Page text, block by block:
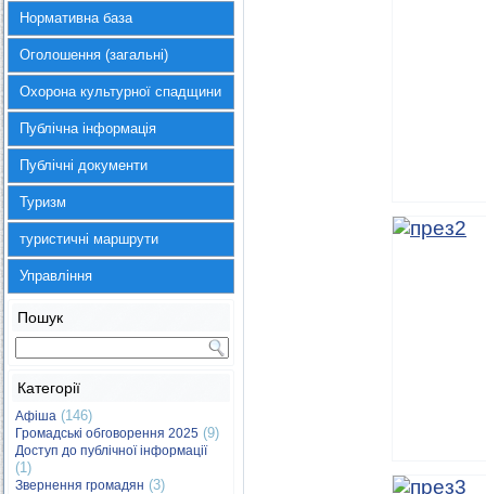
Нормативна база
Оголошення (загальні)
Охорона культурної спадщини
Публічна інформація
Публічні документи
Туризм
туристичні маршрути
Управління
Пошук
Категорії
Афіша (146)
Громадські обговорення 2025 (9)
Доступ до публічної інформації
(1)
Звернення громадян (3)